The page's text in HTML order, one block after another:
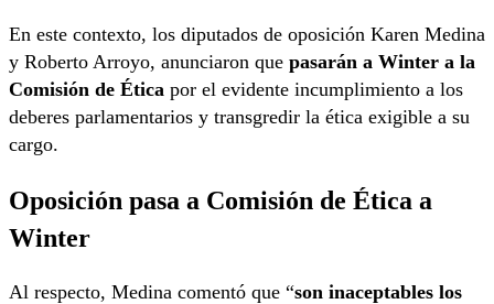
En este contexto, los diputados de oposición Karen Medina
y Roberto Arroyo, anunciaron que pasarán a Winter a la
Comisión de Ética por el evidente incumplimiento a los
deberes parlamentarios y transgredir la ética exigible a su
cargo.
Oposición pasa a Comisión de Ética a
Winter
Al respecto, Medina comentó que “son inaceptables los